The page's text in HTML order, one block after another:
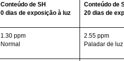
Conteúdo de SH
0 dias de exposição à luz
Conteúdo de
20 dias de
1.30 ppm
Normal
2.55 ppm
Paladar de luz